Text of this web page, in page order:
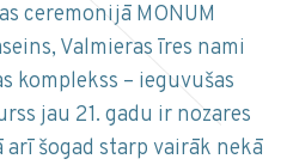
ceremonijā MONUM
Valmieras īres nami
komplekss – ieguvušas
jau 21. gadu ir nozares
šogad starp vairāk nekā